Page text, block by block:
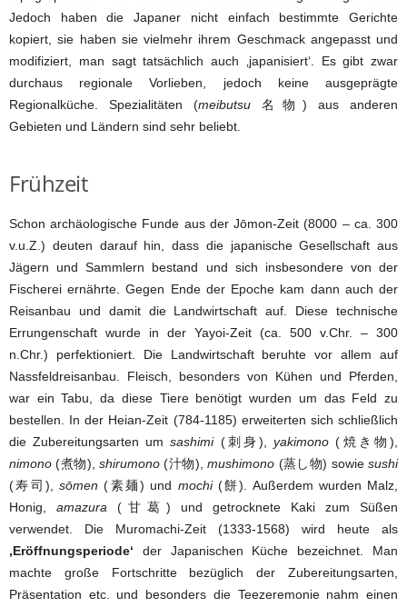
Jedoch haben die Japaner nicht einfach bestimmte Gerichte
kopiert, sie haben sie vielmehr ihrem Geschmack angepasst und
modifiziert, man sagt tatsächlich auch ‚japanisiert‘. Es gibt zwar
durchaus regionale Vorlieben, jedoch keine ausgeprägte
Regionalküche. Spezialitäten (meibutsu 名物) aus anderen
Gebieten und Ländern sind sehr beliebt.
Frühzeit
Schon archäologische Funde aus der Jōmon-Zeit (8000 – ca. 300
v.u.Z.) deuten darauf hin, dass die japanische Gesellschaft aus
Jägern und Sammlern bestand und sich insbesondere von der
Fischerei ernährte. Gegen Ende der Epoche kam dann auch der
Reisanbau und damit die Landwirtschaft auf. Diese technische
Errungenschaft wurde in der Yayoi-Zeit (ca. 500 v.Chr. – 300
n.Chr.) perfektioniert. Die Landwirtschaft beruhte vor allem auf
Nassfeldreisanbau. Fleisch, besonders von Kühen und Pferden,
war ein Tabu, da diese Tiere benötigt wurden um das Feld zu
bestellen. In der Heian-Zeit (784-1185) erweiterten sich schließlich
die Zubereitungsarten umsashimi(刺身),yakimono (焼き物),
nimono (煮物),shirumono (汁物),mushimono (蒸し物) sowiesushi
(寿司), sōmen (素麺) und mochi(餅). Außerdem wurden Malz,
Honig, amazura (甘葛) und getrocknete Kaki zum Süßen
verwendet. Die Muromachi-Zeit (1333-1568) wird heute als
‚Eröffnungsperiode‘ der Japanischen Küche bezeichnet. Man
machte große Fortschritte bezüglich der Zubereitungsarten,
Präsentation etc. und besonders die Teezeremonie nahm einen